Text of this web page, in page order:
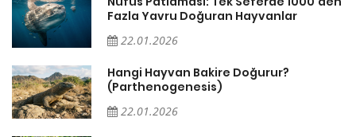
Fazla Yavru Doğuran Hayvanlar
22.01.2026
Hangi Hayvan Bakire Doğurur?
(Parthenogenesis)
22.01.2026